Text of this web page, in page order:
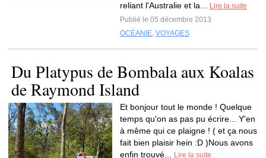
reliant l'Australie et la...
Lire la suite
Publié le 05 décembre 2013
OCÉANIE, VOYAGES
Du Platypus de Bombala aux Koalas
de Raymond Island
Et bonjour tout le monde ! Quelque
temps qu'on as pas pu écrire... Y'en
à même qui ce plaigne ! ( et ça nous
fait bien plaisir hein :D )Nous avons
enfin trouvé...
Lire la suite